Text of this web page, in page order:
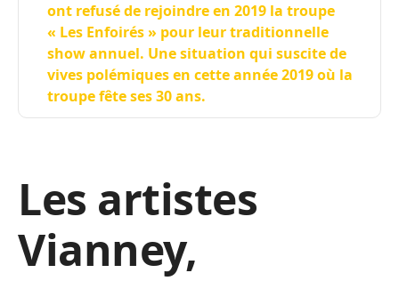
ont refusé de rejoindre en 2019 la troupe
« Les Enfoirés » pour leur traditionnelle
show annuel. Une situation qui suscite de
vives polémiques en cette année 2019 où la
troupe fête ses 30 ans.
Les artistes
Vianney,